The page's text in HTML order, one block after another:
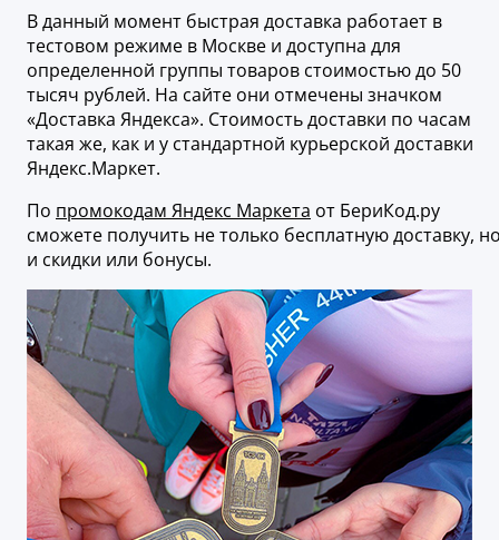
В данный момент быстрая доставка работает в
тестовом режиме в Москве и доступна для
определенной группы товаров стоимостью до 50
тысяч рублей. На сайте они отмечены значком
«Доставка Яндекса». Стоимость доставки по часам
такая же, как и у стандартной курьерской доставки
Яндекс.Маркет.
По промокодам Яндекс Маркета от БериКод.ру
сможете получить не только бесплатную доставку,
и скидки или бонусы.